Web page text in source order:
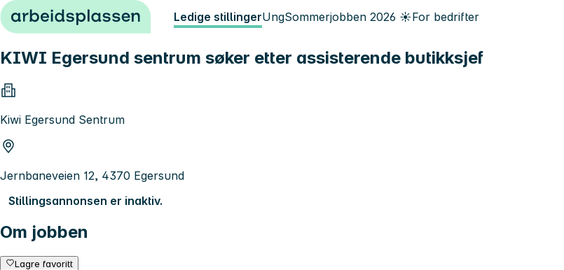
Hopp til innhold Ledige stillingerUngSommerjobben 2026 ☀️For bedrifter
KIWI Egersund sentrum søker etter assisterende butikksjef
Kiwi Egersund Sentrum
Jernbaneveien 12, 4370 Egersund
Stillingsannonsen er inaktiv.
Om jobben
Lagre favoritt